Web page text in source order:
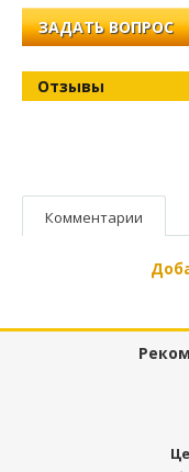
ЗАДАТЬ ВОПРОС
Отзывы
Комментарии